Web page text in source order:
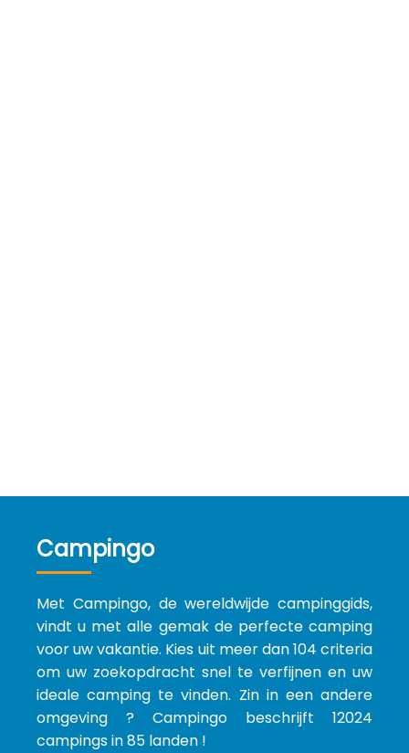
Campingo
Met Campingo, de wereldwijde campinggids,
vindt u met alle gemak de perfecte camping
voor uw vakantie. Kies uit meer dan 104 criteria
om uw zoekopdracht snel te verfijnen en uw
ideale camping te vinden. Zin in een andere
omgeving ? Campingo beschrijft 12024
campings in 85 landen !